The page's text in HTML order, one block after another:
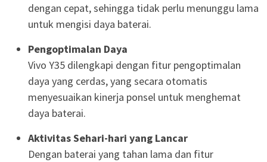
dengan cepat, sehingga tidak perlu menunggu lama
untuk mengisi daya baterai.
Pengoptimalan Daya
Vivo Y35 dilengkapi dengan fitur pengoptimalan
daya yang cerdas, yang secara otomatis
menyesuaikan kinerja ponsel untuk menghemat
daya baterai.
Aktivitas Sehari-hari yang Lancar
Dengan baterai yang tahan lama dan fitur